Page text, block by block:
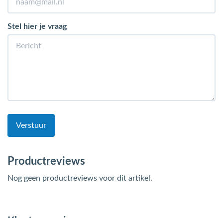
Stel hier je vraag
Verstuur
Productreviews
Nog geen productreviews voor dit artikel.